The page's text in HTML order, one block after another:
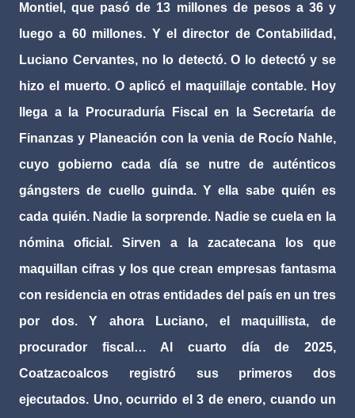
Montiel, que pasó de 13 millones de pesos a 36 y
luego a 60 millones. Y el director de Contabilidad,
Luciano Cervantes, no lo detectó. O lo detectó y se
hizo el muerto. O aplicó el maquillaje contable. Hoy
llega a la Procuraduría Fiscal en la Secretaría de
Finanzas y Planeación con la venia de Rocío Nahle,
cuyo gobierno cada día se nutre de auténticos
gángsters de cuello guinda. Y ella sabe quién es
cada quién. Nadie la sorprende. Nadie se cuela en la
nómina oficial. Sirven a la zacatecana los que
maquillan cifras y los que crean empresas fantasma
con residencia en otras entidades del país en un tres
por dos. Y ahora Luciano, el maquillista, de
procurador fiscal… Al cuarto día de 2025,
Coatzacoalcos registró sus primeros dos
ejecutados. Uno, ocurrido el 3 de enero, cuando un